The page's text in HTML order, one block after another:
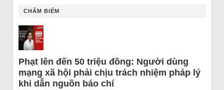
CHÂM BIẾM
Phạt lên đến 50 triệu đồng: Người dùng
mạng xã hội phải chịu trách nhiệm pháp lý
khi dẫn nguồn báo chí